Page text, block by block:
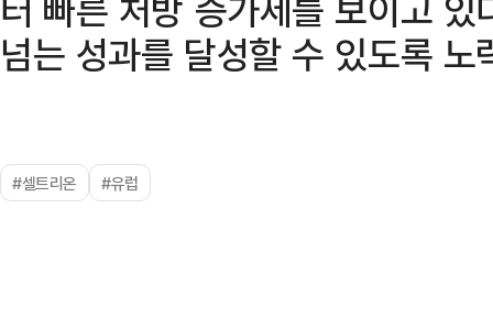
넘는 성과를 달성할 수 있도록 노
#셀트리온 #유럽